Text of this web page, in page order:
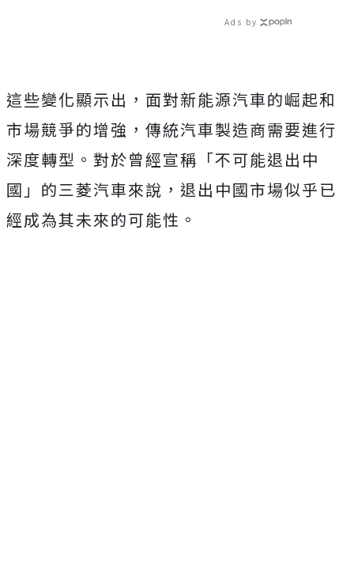
Ads by
這些變化顯示出，面對新能源汽車的崛起和
市場競爭的增強，傳統汽車製造商需要進行
深度轉型。對於曾經宣稱「不可能退出中
國」的三菱汽車來說，退出中國市場似乎已
經成為其未來的可能性。